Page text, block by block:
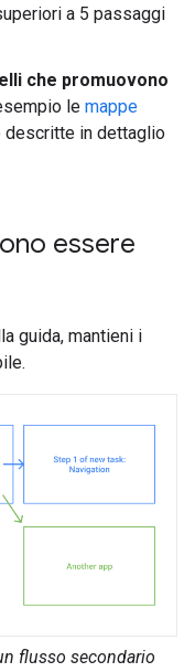
a 5 passaggi
che promuovono
le mappe
descritte in dettaglio
essere
guida, mantieni i
flusso secondario